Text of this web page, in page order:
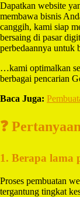
Dapatkan website
membawa bisnis
canggih, kami siap
bersaing di pasar
perbedaannya untuk
…kami optimalkan
berbagai pencarian
Baca Juga:
❓
1. Berapa lama
Proses pembuatan
tergantung tingkat